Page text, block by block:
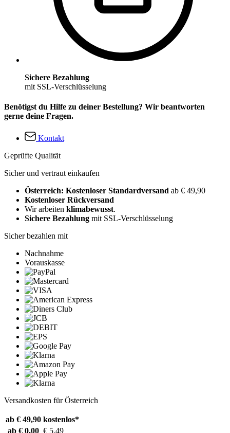
Sichere Bezahlung
mit SSL-Verschlüsselung
Benötigst du Hilfe zu deiner Bestellung? Wir beantworten
gerne deine Fragen.
Kontakt
Geprüfte Qualität
Sicher und vertraut einkaufen
Österreich: Kostenloser Standardversand ab € 49,90
Kostenloser Rückversand
Wir arbeiten klimabewusst.
Sichere Bezahlung mit SSL-Verschlüsselung
Sicher bezahlen mit
Nachnahme
Vorauskasse
Versandkosten für Österreich
ab € 49,90 kostenlos*
ab € 0,00 € 5,49